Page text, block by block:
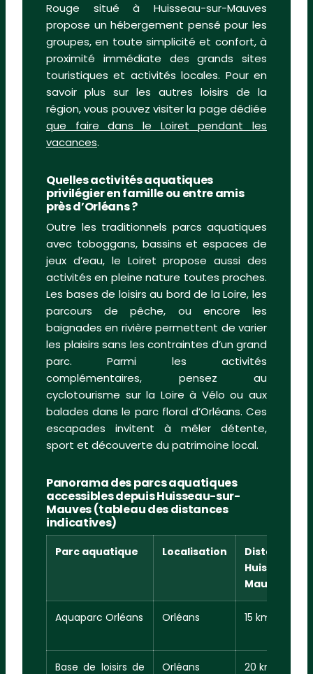
Rouge situé à Huisseau-sur-Mauves
propose un hébergement pensé pour les
groupes, en toute simplicité et confort, à
proximité immédiate des grands sites
touristiques et activités locales. Pour en
savoir plus sur les autres loisirs de la
région, vous pouvez visiter la page dédiée
que faire dans le Loiret pendant les
vacances.
Quelles activités aquatiques
privilégier en famille ou entre amis
près d’Orléans ?
Outre les traditionnels parcs aquatiques
avec toboggans, bassins et espaces de
jeux d’eau, le Loiret propose aussi des
activités en pleine nature toutes proches.
Les bases de loisirs au bord de la Loire, les
parcours de pêche, ou encore les
baignades en rivière permettent de varier
les plaisirs sans les contraintes d’un grand
parc. Parmi les activités
complémentaires, pensez au
cyclotourisme sur la Loire à Vélo ou aux
balades dans le parc floral d’Orléans. Ces
escapades invitent à mêler détente,
sport et découverte du patrimoine local.
Panorama des parcs aquatiques
accessibles depuis Huisseau-sur-
Mauves (tableau des distances
indicatives)
Parc aquatique Localisation
Distance
Huisseau-
Mauves
Aquaparc Orléans Orléans 15 km
Base de loisirs de Orléans 20 km